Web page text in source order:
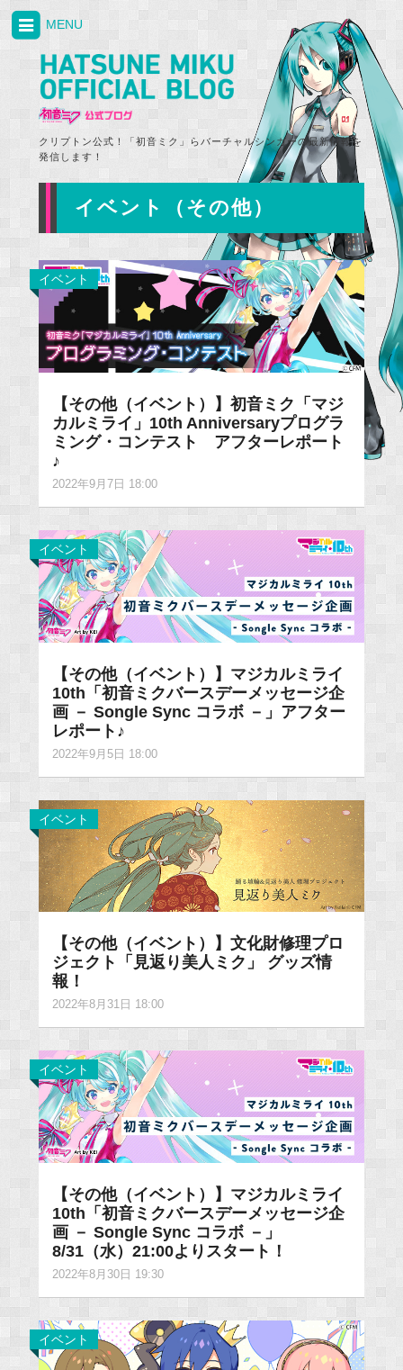
クリプトン公式！「初音ミク」らバーチャルシンガーの最新情報を
発信します！
MENU
イベント（その他）
イベント
【その他（イベント）】初音ミク「マジ
カルミライ」10th Anniversaryプログラ
ミング・コンテスト アフターレポート
♪
2022年9月7日 18:00
イベント
【その他（イベント）】マジカルミライ
10th「初音ミクバースデーメッセージ企
画 － Songle Sync コラボ －」アフター
レポート♪
2022年9月5日 18:00
イベント
【その他（イベント）】文化財修理プロ
ジェクト「見返り美人ミク」 グッズ情
報！
2022年8月31日 18:00
イベント
【その他（イベント）】マジカルミライ
10th「初音ミクバースデーメッセージ企
画 － Songle Sync コラボ －」
8/31（水）21:00よりスタート！
2022年8月30日 19:30
イベント